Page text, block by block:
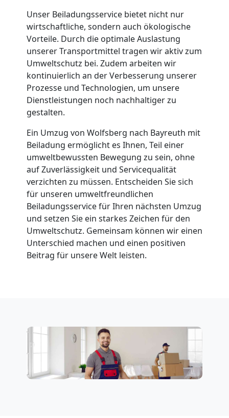
Unser Beiladungsservice bietet nicht nur
wirtschaftliche, sondern auch ökologische
Vorteile. Durch die optimale Auslastung
unserer Transportmittel tragen wir aktiv zum
Umweltschutz bei. Zudem arbeiten wir
kontinuierlich an der Verbesserung unserer
Prozesse und Technologien, um unsere
Dienstleistungen noch nachhaltiger zu
gestalten.
Ein Umzug von Wolfsberg nach Bayreuth mit
Beiladung ermöglicht es Ihnen, Teil einer
umweltbewussten Bewegung zu sein, ohne
auf Zuverlässigkeit und Servicequalität
verzichten zu müssen. Entscheiden Sie sich
für unseren umweltfreundlichen
Beiladungsservice für Ihren nächsten Umzug
und setzen Sie ein starkes Zeichen für den
Umweltschutz. Gemeinsam können wir einen
Unterschied machen und einen positiven
Beitrag für unsere Welt leisten.
Wolfsberg
Umzug
für
Senioren
Wolfsberg
Fernumzug
Wolfsberg
Büroumzug
Wolfsberg